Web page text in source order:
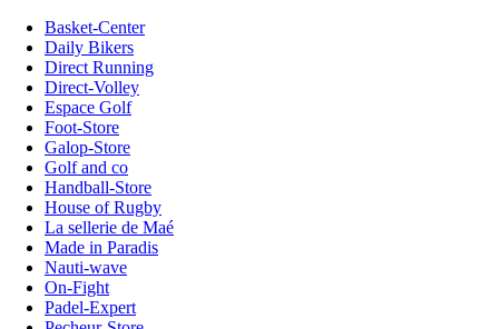
Basket-Center
Daily Bikers
Direct Running
Direct-Volley
Espace Golf
Foot-Store
Galop-Store
Golf and co
Handball-Store
House of Rugby
La sellerie de Maé
Made in Paradis
Nauti-wave
On-Fight
Padel-Expert